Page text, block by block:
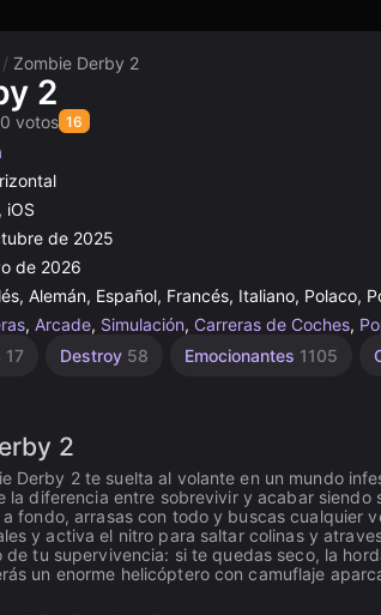
/ Zombie Derby 2
2
votos 16
iOS
de 2025
de 2026
Alemán, Español, Francés, Italiano, Polaco,
, Arcade, Simulación, Carreras de Coches,
17 Destroy 58 Emocionantes 1105
2
Derby 2 te suelta al volante en un mundo
la diferencia entre sobrevivir y acabar
fondo, arrasas con todo y buscas cualquier
y activa el nitro para saltar colinas y
de tu supervivencia: si te quedas seco, la
un enorme helicóptero con camuflaje